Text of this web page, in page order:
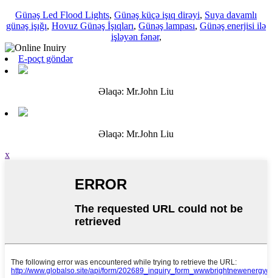
Günəş Led Flood Lights, Günəş küçə işıq dirəyi, Suya davamlı
günəş işığı, Hovuz Günəş İşıqları, Günəş lampası, Günəş enerjisi ilə
işləyən fənər,
E-poçt göndər
Əlaqə: Mr.John Liu
Əlaqə: Mr.John Liu
x